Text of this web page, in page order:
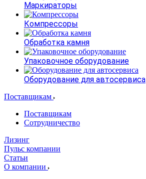
Маркираторы
Компрессоры
Обработка камня
Упаковочное оборудование
Оборудование для автосервиса
Поставщикам
Поставщикам
Сотрудничество
Лизинг
Пульс компании
Статьи
О компании